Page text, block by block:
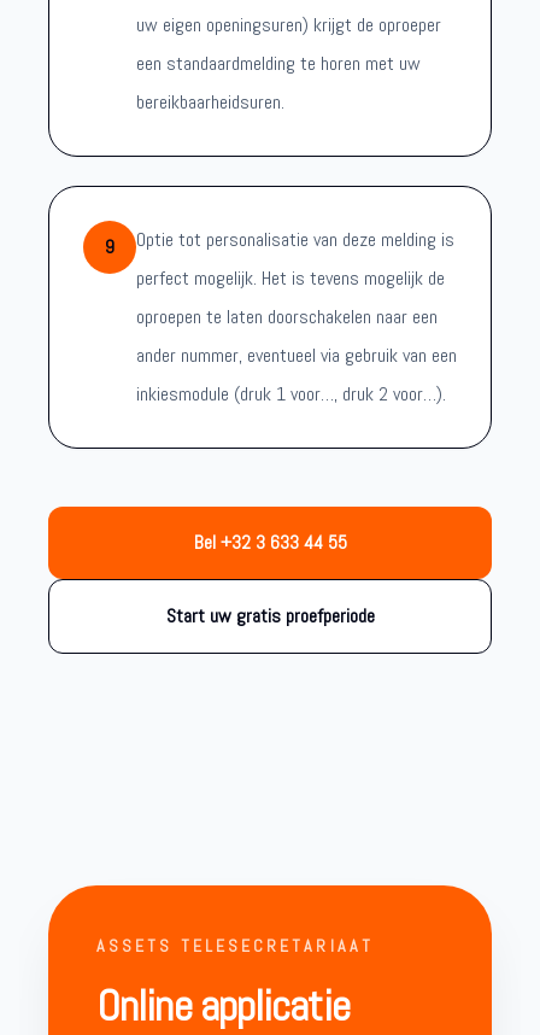
uw eigen openingsuren) krijgt de oproeper
een standaardmelding te horen met uw
bereikbaarheidsuren.
9
Optie tot personalisatie van deze melding is
perfect mogelijk. Het is tevens mogelijk de
oproepen te laten doorschakelen naar een
ander nummer, eventueel via gebruik van een
inkiesmodule (druk 1 voor…, druk 2 voor…).
Bel +32 3 633 44 55
Start uw gratis proefperiode
ASSETS TELESECRETARIAAT
Online applicatie